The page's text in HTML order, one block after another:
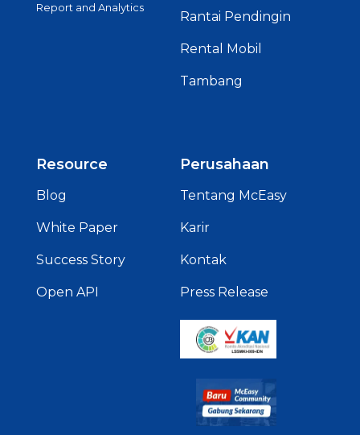
Report and Analytics
Rantai Pendingin
Rental Mobil
Tambang
Resource
Blog
White Paper
Success Story
Open API
Perusahaan
Tentang McEasy
Karir
Kontak
Press Release